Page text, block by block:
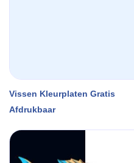
Vissen Kleurplaten Gratis
Afdrukbaar